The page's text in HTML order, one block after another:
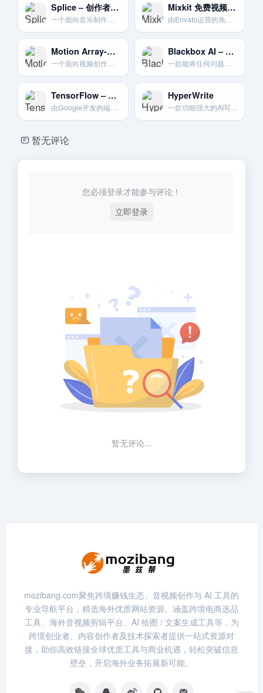
Splice – 创作者的音源平台
一个面向音乐制作人和视频创作者的平台。提供海量的音频采样、乐器预设和音效素材。
Mixkit 免费视频与音频
由Envato运营的免费素材网站。提供高质量的视频。音乐和音效素材。
Motion Array-综合创意平台
一个面向视频创作者的会员制平台。提供无限下载的视频模板。预设。音乐和素材。
Blackbox AI – 快速代码搜索与生成
一款能将任何问题或视频中的代码转化为可用代码片段的AI工具。
TensorFlow – 谷歌的深度学习框架
由Google开发的端到端开源机器学习平台，是构建AI模型的基础工具。
HyperWrite
一款功能强大的AI写作伙伴，能够理解您的写作风格并提供高度个性化的写作辅助。
暂无评论
您必须登录才能参与评论！
立即登录
暂无评论...
mozibang.com聚焦跨境赚钱生态、音视频创作与 AI 工具的
专业导航平台，精选海外优质网站资源。涵盖跨境电商选品
工具、海外音视频剪辑平台、AI 绘图 / 文案生成工具等，为
跨境创业者、内容创作者及技术探索者提供一站式资源对
接，助你高效链接全球优质工具与商业机遇，轻松突破信息
壁垒，开启海外业务拓展新可能。